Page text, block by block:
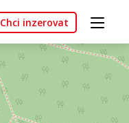
Chci inzerovat